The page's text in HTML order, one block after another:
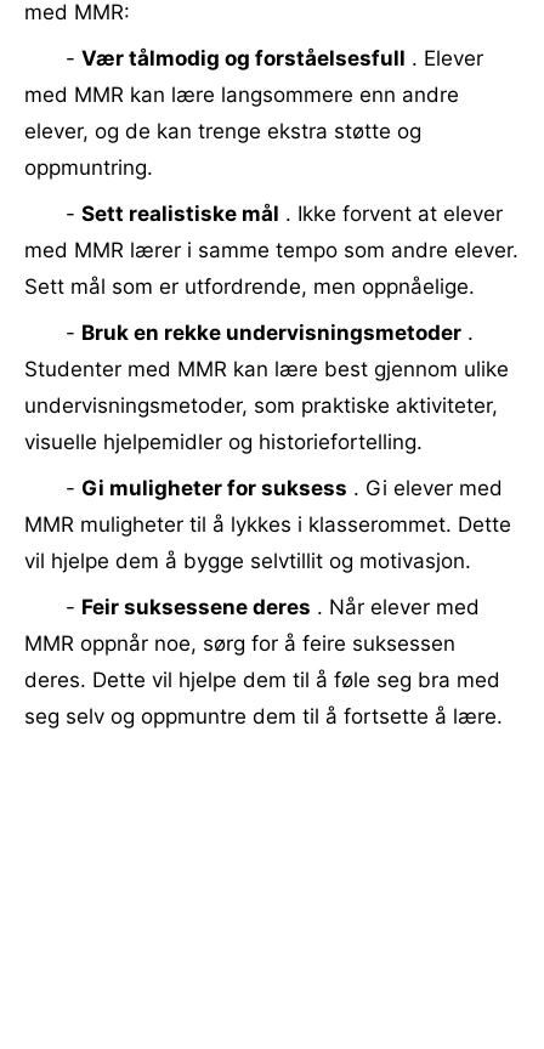
med MMR:
- Vær tålmodig og forståelsesfull . Elever
med MMR kan lære langsommere enn andre
elever, og de kan trenge ekstra støtte og
oppmuntring.
- Sett realistiske mål . Ikke forvent at elever
med MMR lærer i samme tempo som andre elever.
Sett mål som er utfordrende, men oppnåelige.
- Bruk en rekke undervisningsmetoder .
Studenter med MMR kan lære best gjennom ulike
undervisningsmetoder, som praktiske aktiviteter,
visuelle hjelpemidler og historiefortelling.
- Gi muligheter for suksess . Gi elever med
MMR muligheter til å lykkes i klasserommet. Dette
vil hjelpe dem å bygge selvtillit og motivasjon.
- Feir suksessene deres . Når elever med
MMR oppnår noe, sørg for å feire suksessen
deres. Dette vil hjelpe dem til å føle seg bra med
seg selv og oppmuntre dem til å fortsette å lære.